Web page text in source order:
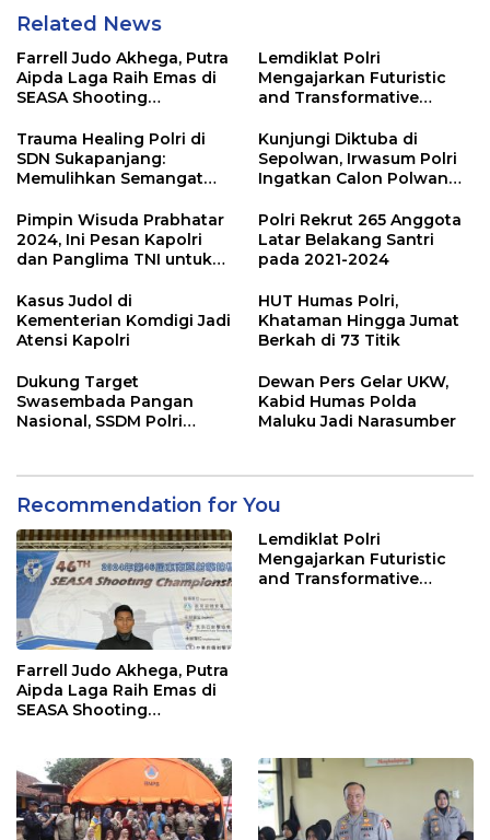
Related News
Farrell Judo Akhega, Putra
Aipda Laga Raih Emas di
SEASA Shooting
Lemdiklat Polri
Mengajarkan Futuristic
and Transformative
Trauma Healing Polri di
SDN Sukapanjang:
Memulihkan Semangat
Longsor
Kunjungi Diktuba di
Sepolwan, Irwasum Polri
Ingatkan Calon Polwan
Potensi
Pimpin Wisuda Prabhatar
2024, Ini Pesan Kapolri
dan Panglima TNI untuk
Polri Rekrut 265 Anggota
Latar Belakang Santri
pada 2021-2024
Kasus Judol di
Kementerian Komdigi Jadi
Atensi Kapolri
HUT Humas Polri,
Khataman Hingga Jumat
Berkah di 73 Titik
Dukung Target
Swasembada Pangan
Nasional, SSDM Polri
Program Pertanian Yang
Melibatkan Masyarakat
Dewan Pers Gelar UKW,
Kabid Humas Polda
Maluku Jadi Narasumber
Recommendation for You
Farrell Judo Akhega, Putra
Aipda Laga Raih Emas di
SEASA Shooting
Lemdiklat Polri
Mengajarkan Futuristic
and Transformative